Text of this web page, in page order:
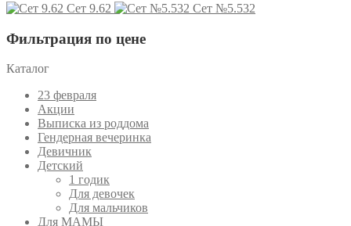
Сет 9.62
Сет №5.532
Фильтрация по цене
Каталог
23 февраля
Акции
Выписка из роддома
Гендерная вечеринка
Девичник
Детский
1 годик
Для девочек
Для мальчиков
Для МАМЫ